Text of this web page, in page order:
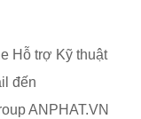
Hỗ trợ Kỹ thuật
đến
ANPHAT.VN